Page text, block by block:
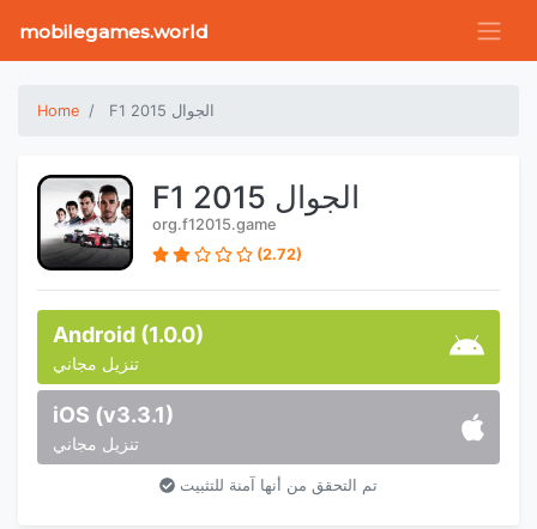
mobilegames.world
Home F1 2015 الجوال
F1 2015 الجوال
org.f12015.game
(2.72)
Android (1.0.0)
تنزيل مجاني
iOS (v3.3.1)
تنزيل مجاني
تم التحقق من أنها آمنة للتثبيت